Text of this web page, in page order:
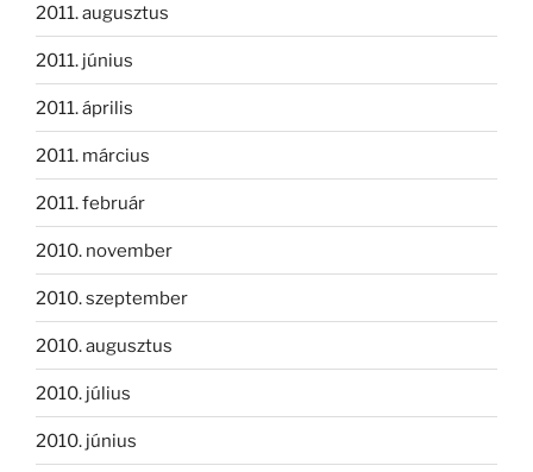
2011. augusztus
2011. június
2011. április
2011. március
2011. február
2010. november
2010. szeptember
2010. augusztus
2010. július
2010. június